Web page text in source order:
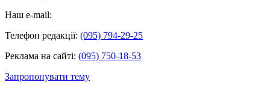
Наш e-mail:
Телефон редакції: (095) 794-29-25
Реклама на сайті: (095) 750-18-53
Запропонувати тему